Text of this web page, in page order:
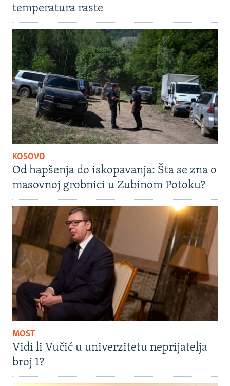
temperatura raste
KOSOVO
Od hapšenja do iskopavanja: Šta se zna o
masovnoj grobnici u Zubinom Potoku?
MOST
Vidi li Vučić u univerzitetu neprijatelja
broj 1?